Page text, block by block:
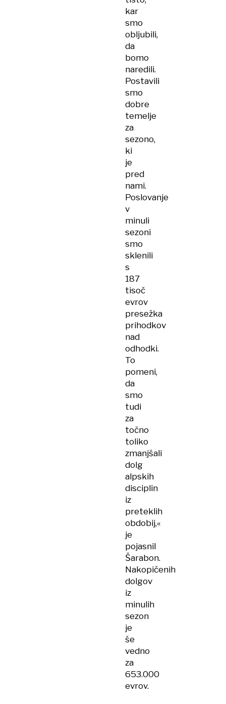
kar
smo
obljubili,
da
bomo
naredili.
Postavili
smo
dobre
temelje
za
sezono,
ki
je
pred
nami.
Poslovanje
v
minuli
sezoni
smo
sklenili
s
187
tisoč
evrov
presežka
prihodkov
nad
odhodki.
To
pomeni,
da
smo
tudi
za
točno
toliko
zmanjšali
dolg
alpskih
disciplin
iz
preteklih
obdobij,«
je
pojasnil
Šarabon.
Nakopičenih
dolgov
iz
minulih
sezon
je
še
vedno
za
653.000
evrov.